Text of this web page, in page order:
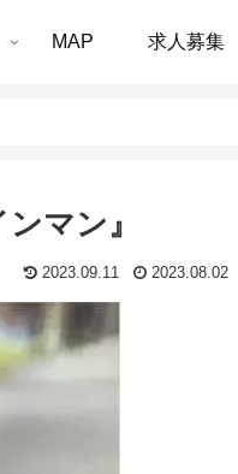
MAP 求人募集
マン』
2023.09.11 2023.08.02